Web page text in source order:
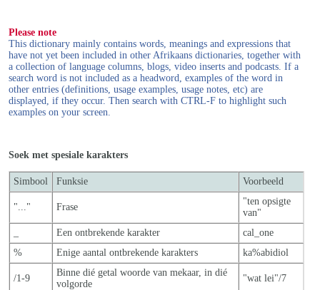
Please note
This dictionary mainly contains words, meanings and expressions that
have not yet been included in other Afrikaans dictionaries, together with
a collection of language columns, blogs, video inserts and podcasts. If a
search word is not included as a headword, examples of the word in
other entries (definitions, usage examples, usage notes, etc) are
displayed, if they occur. Then search with CTRL-F to highlight such
examples on your screen.
Soek met spesiale karakters
Simbool Funksie Voorbeeld
"..." Frase
"ten opsigte
van"
Een ontbrekende karakter
cal_one
%
Enige aantal ontbrekende karakters ka%abidiol
/1-9
Binne dié getal woorde van mekaar, in dié
volgorde
"wat lei"/7